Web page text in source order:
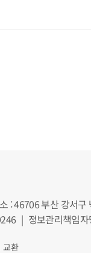
: 46706 부산 강서
| 정보관리책임
교환